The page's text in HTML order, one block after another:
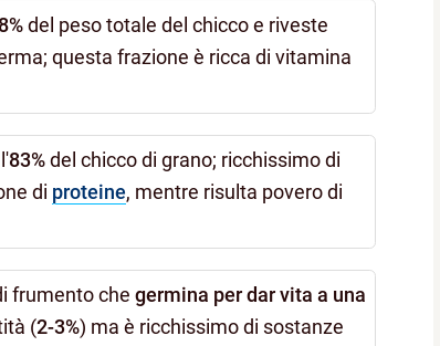
del peso totale del chicco e riveste
questa frazione è ricca di vitamina
83%del chicco di grano; ricchissimo di
di proteine, mentre risulta povero di
frumento chegermina per dar vita a una
(2-3%) ma è ricchissimo di sostanze